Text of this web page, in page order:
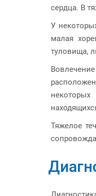
сердца. В
У
малая
туловища,
Тяжелое